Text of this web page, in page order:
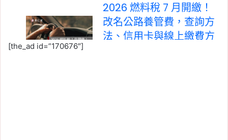
2026 燃料稅 7 月開繳！
改名公路養管費，查詢方
法、信用卡與線上繳費方
[the_ad id=”170676″]